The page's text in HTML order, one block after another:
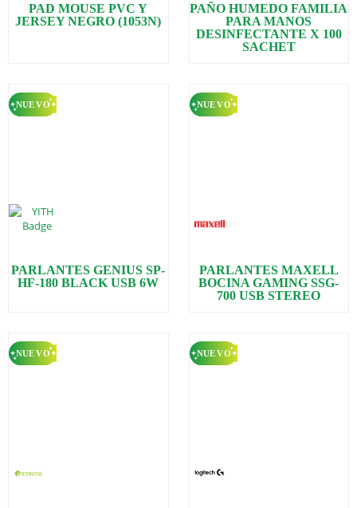
PAD MOUSE PVC Y
JERSEY NEGRO (1053N)
PAÑO HUMEDO FAMILIA
PARA MANOS
DESINFECTANTE X 100
SACHET
PARLANTES GENIUS SP-
HF-180 BLACK USB 6W
PARLANTES MAXELL
BOCINA GAMING SSG-
700 USB STEREO